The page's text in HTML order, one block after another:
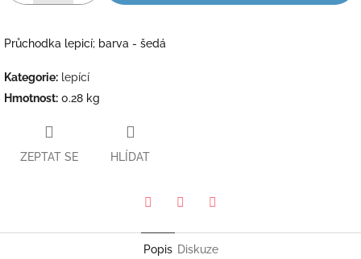
Průchodka lepicí; barva - šedá
Kategorie: lepící
Hmotnost: 0.28 kg
ZEPTAT SE HLÍDAT
Popis Diskuze